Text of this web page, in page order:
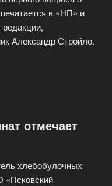
в «НП» и
редакции,
Александр Стройло.
отмечает
хлебобулочных
«Псковский